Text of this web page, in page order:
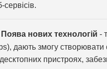
сервісів.
Поява нових технологій -
дають змогу створювати
пристроях,